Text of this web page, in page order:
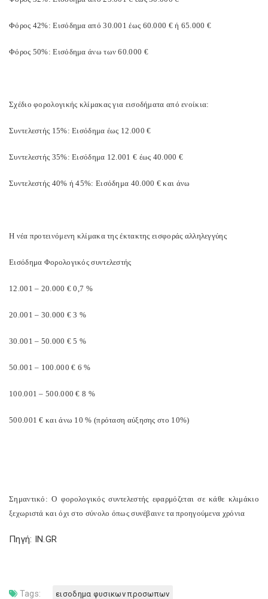
Φόρος 42%: Εισόδημα από 30.001 έως 60.000 € ή 65.000 €
Φόρος 50%: Εισόδημα άνω των 60.000 €
Σχέδιο φορολογικής κλίμακας για εισοδήματα από ενοίκια:
Συντελεστής 15%: Εισόδημα έως 12.000 €
Συντελεστής 35%: Εισόδημα 12.001 € έως 40.000 €
Συντελεστής 40% ή 45%: Εισόδημα 40.000 € και άνω
Η νέα προτεινόμενη κλίμακα της έκτακτης εισφοράς αλληλεγγύης
Εισόδημα Φορολογικός συντελεστής
12.001 – 20.000 € 0,7 %
20.001 – 30.000 € 3 %
30.001 – 50.000 € 5 %
50.001 – 100.000 € 6 %
100.001 – 500.000 € 8 %
500.001 € και άνω 10 % (πρόταση αύξησης στο 10%)
Σημαντικό: Ο φορολογικός συντελεστής εφαρμόζεται σε κάθε κλιμάκιο
ξεχωριστά και όχι στο σύνολο όπως συνέβαινε τα προηγούμενα χρόνια
Πηγή: IN.GR
Tags: εισοδημα φυσικων προσωπων